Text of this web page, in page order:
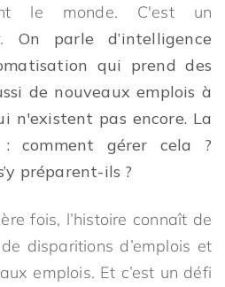
le monde. C'est un
On parle d’intelligence
qui prend des
de nouveaux emplois à
n'existent pas encore. La
comment gérer cela ?
préparent-ils ?
fois, l’histoire connaît de
disparitions d’emplois et
emplois. Et c’est un défi